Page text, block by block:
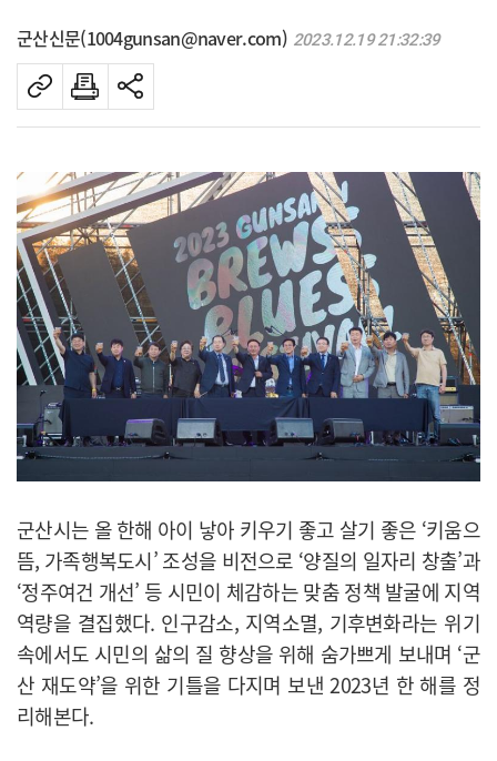
군산신문(1004gunsan@naver.com) 2023.12.19 21:32:39
군산시는 올 한해 아이 낳아 키우기 좋고 살기 좋은 ‘키움으
뜸, 가족행복도시’ 조성을 비전으로 ‘양질의 일자리 창출’과
‘정주여건 개선’ 등 시민이 체감하는 맞춤 정책 발굴에 지역
역량을 결집했다. 인구감소, 지역소멸, 기후변화라는 위기
속에서도 시민의 삶의 질 향상을 위해 숨가쁘게 보내며 ‘군
산 재도약’을 위한 기틀을 다지며 보낸 2023년 한 해를 정
리해본다.